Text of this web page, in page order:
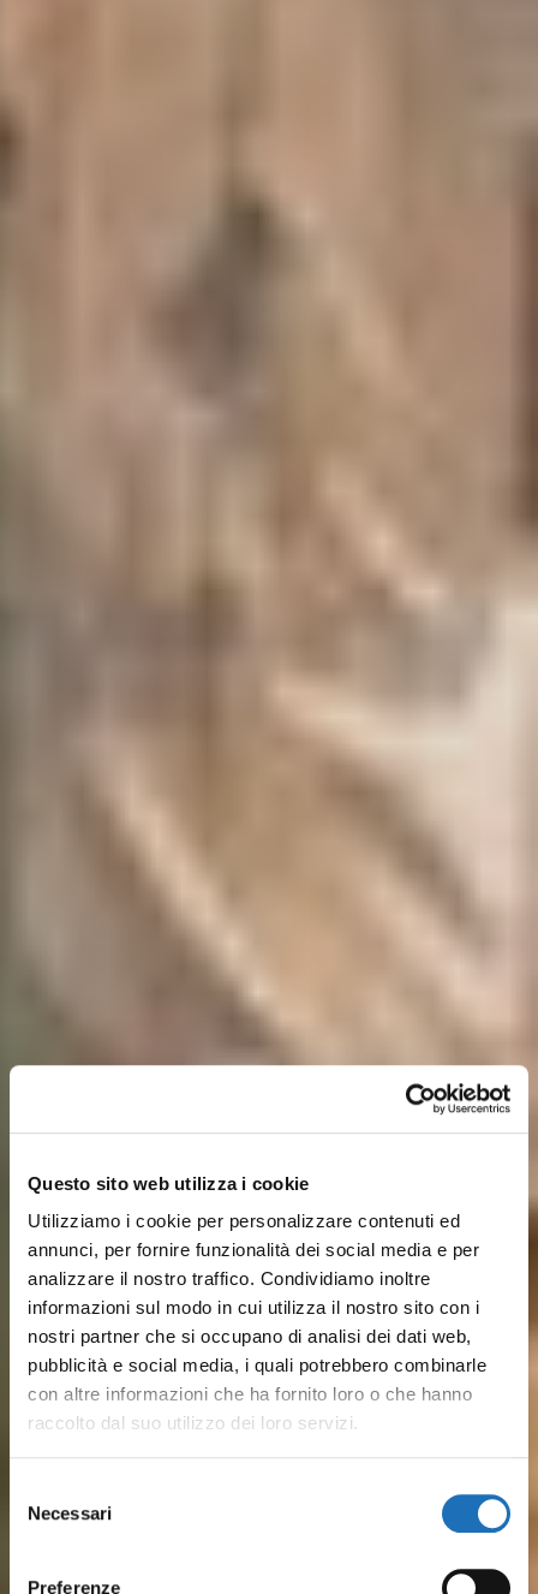
Questo sito web utilizza i cookie
Utilizziamo i cookie per personalizzare contenuti ed
annunci, per fornire funzionalità dei social media e per
analizzare il nostro traffico. Condividiamo inoltre
informazioni sul modo in cui utilizza il nostro sito con i
nostri partner che si occupano di analisi dei dati web,
pubblicità e social media, i quali potrebbero combinarle
con altre informazioni che ha fornito loro o che hanno
raccolto dal suo utilizzo dei loro servizi.
delNecessari
Preferenze
disegnato da Leonardo, storia
marinara e vita quotidiana si
incontrano tra le case
romagnoli: Il gusto vero del
borgo marinaro è in ristoranti
luoghi della cultura
Pineta, parchi cittadini, colline
verdeggianti a pochi km e
tantissime SPA: Cesenatico è
aspettano esperienze
più tranquilli, il mare di
divertimento e tradizione